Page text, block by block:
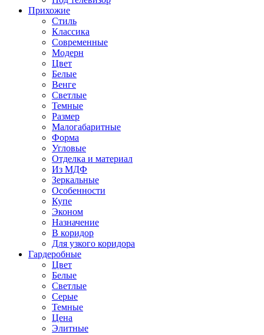
Прихожие
Стиль
Классика
Современные
Модерн
Цвет
Белые
Венге
Светлые
Темные
Размер
Малогабаритные
Форма
Угловые
Отделка и материал
Из МДФ
Зеркальные
Особенности
Купе
Эконом
Назначение
В коридор
Для узкого коридора
Гардеробные
Цвет
Белые
Светлые
Серые
Темные
Цена
Элитные